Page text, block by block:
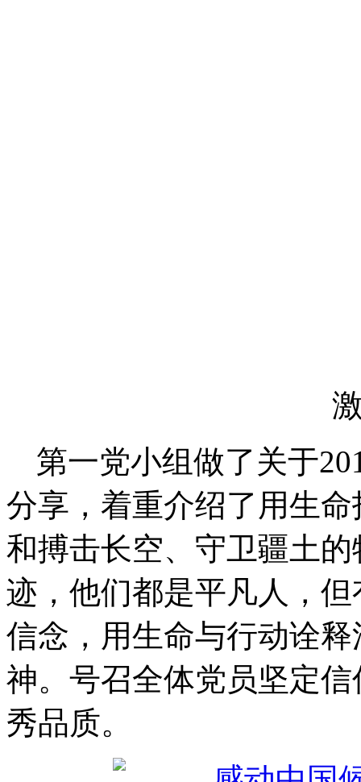
第一党小组做了关于
分享，着重介绍了用生
和搏击长空、守卫疆土
迹，他们都是平凡人，
信念，用生命与行动诠
神。号召全体党员坚定
秀品质。